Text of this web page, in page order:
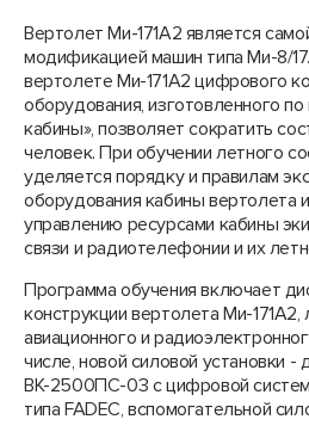
Вертолет Ми-171А2 является
модификацией машин типа Ми-8/
вертолете Ми-171А2 цифрового
оборудования, изготовленного
кабины», позволяет сократить
человек. При обучении летного
уделяется порядку и правилам
оборудования кабины вертолета
управлению ресурсами кабины
связи и радиотелефонии и их
Программа обучения включает
конструкции вертолета Ми-171А2,
авиационного и
числе, новой силовой установки -
ВК-2500ПС-03 с цифровой
типа FADEC, вспомогательной